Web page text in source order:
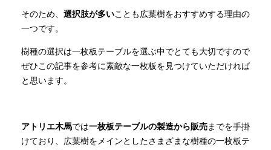
そのため、 選択肢が多いことも広葉樹をおすすめする理由の
一つです。
樹種の選択は一枚板テーブルを選ぶ中でとても大切ですので
ぜひこの記事を参考に素敵な一枚板を見つけていただければ
と思います。
アトリエ木馬では一枚板テーブルの製造から販売までを手掛
けており、広葉樹をメインとしたさまざまな樹種の一枚板テ